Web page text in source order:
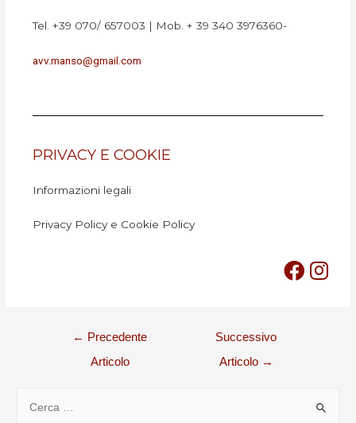
Tel.+39 070/ 657003 | Mob. + 39 340 3976360-
avv.manso@gmail.com
PRIVACY E COOKIE
Informazioni legali
Privacy Policy e Cookie Policy
← Precedente
Articolo
Successivo
Articolo →